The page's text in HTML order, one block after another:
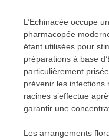
L’Echinacée occupe
pharmacopée
étant utilisées pour
préparations à base
particulièrement
prévenir les infections
racines s’effectue
garantir une
Les arrangements